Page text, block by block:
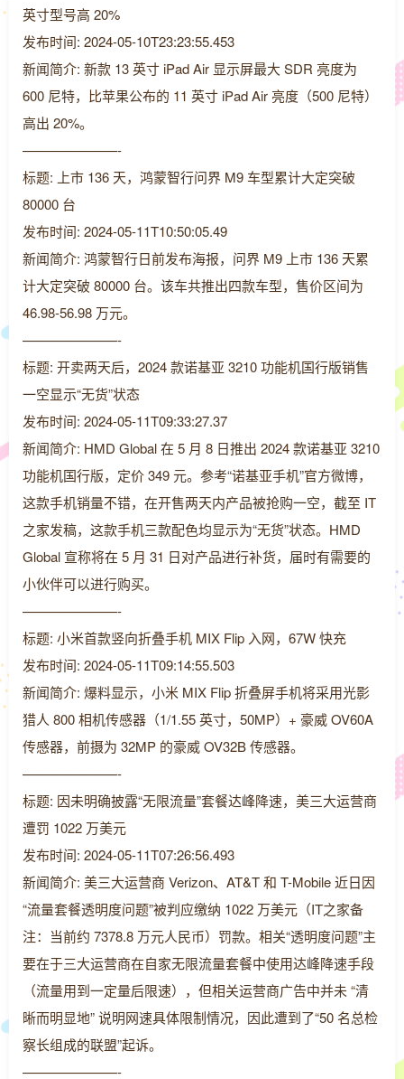
英寸型号高 20%
发布时间: 2024-05-10T23:23:55.453
新闻简介: 新款 13 英寸 iPad Air 显示屏最大 SDR 亮度为
600 尼特，比苹果公布的 11 英寸 iPad Air 亮度（500 尼特）
高出 20%。
———————-
标题: 上市 136 天，鸿蒙智行问界 M9 车型累计大定突破
80000 台
发布时间: 2024-05-11T10:50:05.49
新闻简介: 鸿蒙智行日前发布海报，问界 M9 上市 136 天累
计大定突破 80000 台。该车共推出四款车型，售价区间为
46.98-56.98 万元。
———————-
标题: 开卖两天后，2024 款诺基亚 3210 功能机国行版销售
一空显示“无货”状态
发布时间: 2024-05-11T09:33:27.37
新闻简介: HMD Global 在 5 月 8 日推出 2024 款诺基亚 3210
功能机国行版，定价 349 元。参考“诺基亚手机”官方微博，
这款手机销量不错，在开售两天内产品被抢购一空，截至 IT
之家发稿，这款手机三款配色均显示为“无货”状态。HMD
Global 宣称将在 5 月 31 日对产品进行补货，届时有需要的
小伙伴可以进行购买。
———————-
标题: 小米首款竖向折叠手机 MIX Flip 入网，67W 快充
发布时间: 2024-05-11T09:14:55.503
新闻简介: 爆料显示，小米 MIX Flip 折叠屏手机将采用光影
猎人 800 相机传感器（1/1.55 英寸，50MP）+ 豪威 OV60A
传感器，前摄为 32MP 的豪威 OV32B 传感器。
———————-
标题: 因未明确披露“无限流量”套餐达峰降速，美三大运营商
遭罚 1022 万美元
发布时间: 2024-05-11T07:26:56.493
新闻简介: 美三大运营商 Verizon、AT&T 和 T-Mobile 近日因
“流量套餐透明度问题”被判应缴纳 1022 万美元（IT之家备
注：当前约 7378.8 万元人民币）罚款。相关“透明度问题”主
要在于三大运营商在自家无限流量套餐中使用达峰降速手段
（流量用到一定量后限速），但相关运营商广告中并未 “清
晰而明显地” 说明网速具体限制情况，因此遭到了“50 名总检
察长组成的联盟”起诉。
———————-